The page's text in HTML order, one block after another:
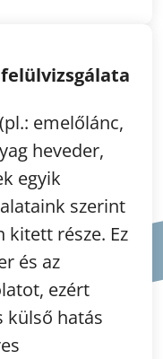
emelőlánc,
heveder,
egyik
szerint
kitett része. Ez
és az
ezért
külső hatás